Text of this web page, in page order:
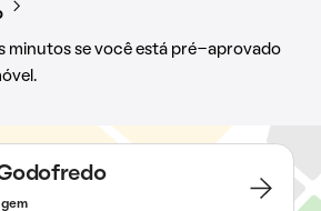
minutos se você está pré-aprovado